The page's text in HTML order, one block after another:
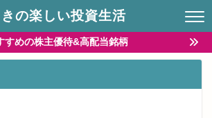
きの楽しい投資生活
すめの株主優待&高配当銘柄